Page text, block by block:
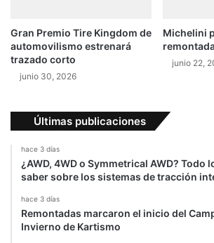
Gran Premio Tire Kingdom de
automovilismo estrenará
trazado corto
junio 30, 2026
Michelini
junio 22,
Últimas publicaciones
hace 3 días
¿AWD, 4WD o Symmetrical AWD? Todo
saber sobre los sistemas de tracción
hace 3 días
Remontadas marcaron el inicio del
Invierno de Kartismo